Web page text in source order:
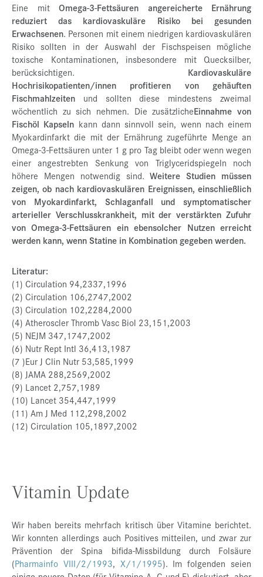
Eine mit Omega-3-Fettsäuren angereicherte Ernährung
reduziert das kardiovaskuläre Risiko bei gesunden
Erwachsenen. Personen mit einem niedrigen kardiovaskulären
Risiko sollten in der Auswahl der Fischspeisen mögliche
toxische Kontaminationen, insbesondere mit Quecksilber,
berücksichtigen. Kardiovaskuläre
Hochrisikopatienten/innen
profitieren von gehäuften
Fischmahlzeiten und sollten diese mindestens zweimal
wöchentlich zu sich nehmen. Die zusätzlicheEinnahme von
Fischöl Kapseln kann dann sinnvoll sein, wenn nach einem
Myokardinfarkt die mit der Ernährung zugeführte Menge an
Omega-3-Fettsäuren unter 1 g pro Tag bleibt oder wenn wegen
einer angestrebten Senkung von Triglyceridspiegeln noch
höhere Mengen notwendig sind.Weitere Studien müssen
zeigen, ob nach kardiovaskulären Ereignissen, einschließlich
von Myokardinfarkt, Schlaganfall und symptomatischer
arterieller Verschlusskrankheit, mit der verstärkten Zufuhr
von Omega-3-Fettsäuren ein ebensolcher Nutzen erreicht
werden kann, wenn Statine in Kombination gegeben werden.
Literatur:
(1) Circulation 94,2337,1996
(2) Circulation 106,2747,2002
(3) Circulation 102,2284,2000
(4) Atheroscler Thromb Vasc Biol 23,151,2003
(5) NEJM 347,1747,2002
(6) Nutr Rept Intl 36,413,1987
(7 )Eur J Clin Nutr 53,585,1999
(8) JAMA 288,2569,2002
(9) Lancet 2,757,1989
(10) Lancet 354,447,1999
(11) Am J Med 112,298,2002
(12) Circulation 105,1897,2002
Vitamin Update
Wir haben bereits mehrfach kritisch über Vitamine berichtet.
Wir konnten allerdings auch Positives mitteilen, und zwar zur
Prävention der Spina bifida-Missbildung durch Folsäure
(Pharmainfo VIII/2/1993, X/1/1995). Im folgenden seien